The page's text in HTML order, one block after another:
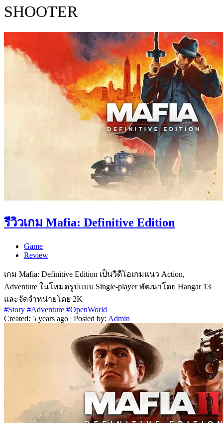
SHOOTER
รีวิวเกม Mafia: Definitive Edition
Game
Review
เกม Mafia: Definitive Edition เป็นวิดีโอเกมแนว Action,
Adventure ในโหมดรูปแบบ Single-player พัฒนาโดย Hangar 13
และจัดจำหน่ายโดย 2K
#Story #Adventure #OpenWorld
Created: 5 years ago | Posted by: Admin